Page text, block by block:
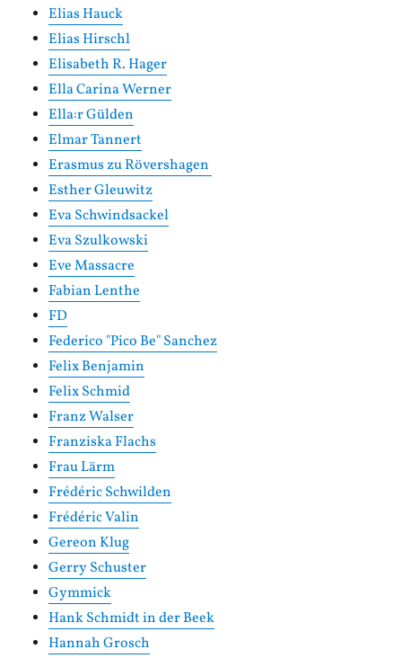
Elias Hauck
Elias Hirschl
Elisabeth R. Hager
Ella Carina Werner
Ella:r Gülden
Elmar Tannert
Erasmus zu Rövershagen
Esther Gleuwitz
Eva Schwindsackel
Eva Szulkowski
Eve Massacre
Fabian Lenthe
FD
Federico "Pico Be" Sanchez
Felix Benjamin
Felix Schmid
Franz Walser
Franziska Flachs
Frau Lärm
Frédéric Schwilden
Frédéric Valin
Gereon Klug
Gerry Schuster
Gymmick
Hank Schmidt in der Beek
Hannah Grosch